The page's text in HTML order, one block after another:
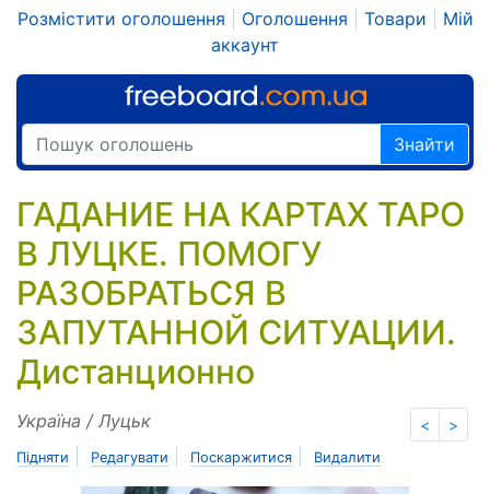
Розмістити оголошення Оголошення Товари
Мій
аккаунт
Знайти
ГАДАНИЕ НА КАРТАХ ТАРО
В ЛУЦКЕ. ПОМОГУ
РАЗОБРАТЬСЯ В
ЗАПУТАННОЙ СИТУАЦИИ.
Дистанционно
< >
Україна / Луцьк
Підняти Редагувати Поскаржитися Видалити